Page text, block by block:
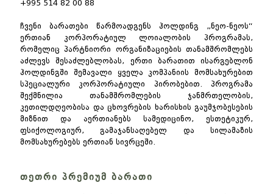
+995 514 82 00 88
ჩვენი ბარათები წარმოადგენს ჰოლდინგ „ნეო-ნეოს“
ერთიან კორპორატიულ ლოიალობის პროგრამას,
რომელიც პარტნიორი ორგანიზაციების თანამშრომლებს
აძლევს შესაძლებლობას, ერთი ბარათით ისარგებლონ
ჰოლდინგში შემავალი ყველა კომპანიის მომსახურებით
სპეციალური კორპორატიული პირობებით. პროგრამა
შექმნილია თანამშრომლების ჯანმრთელობის,
კეთილდღეობისა და ცხოვრების ხარისხის გაუმჯობესების
მიზნით და აერთიანებს სამედიცინო, ესთეტიკურ,
ფსიქოლოგიურ, გამაჯანსაღებელ და სილამაზის
მომსახურებებს ერთიან სივრცეში.
თეთრი პრემიუმ ბარათი